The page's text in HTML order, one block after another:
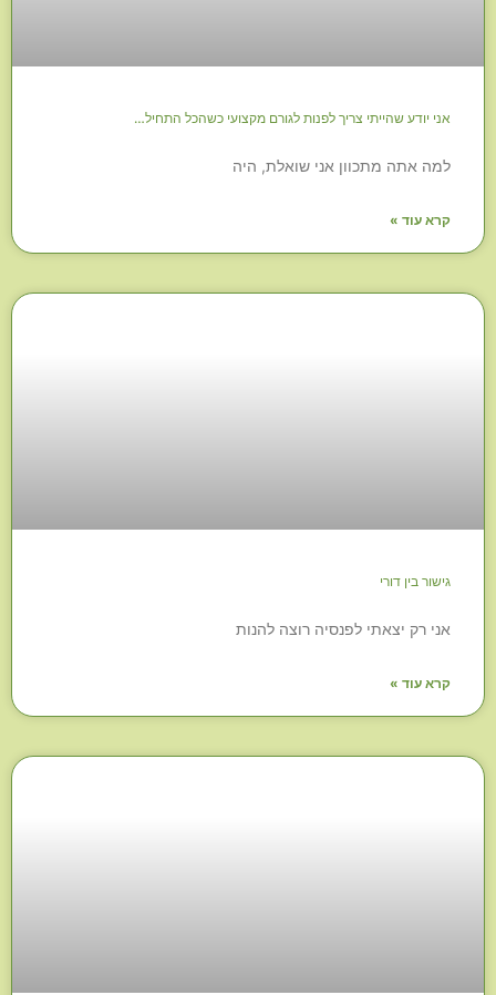
אני יודע שהייתי צריך לפנות לגורם מקצועי כשהכל התחיל…
למה אתה מתכוון אני שואלת, היה
קרא עוד »
גישור בין דורי
אני רק יצאתי לפנסיה רוצה להנות
קרא עוד »